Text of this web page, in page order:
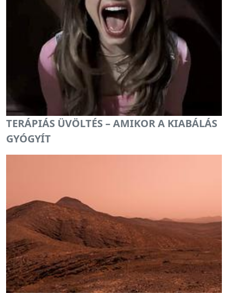
TERÁPIÁS ÜVÖLTÉS – AMIKOR A KIABÁLÁS
GYÓGYÍT